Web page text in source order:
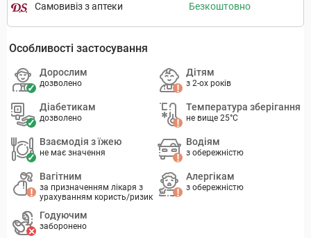
Самовивіз з аптеки Безкоштовно
Особливості застосування
Дорослим
дозволено
Дітям
з 2-ох років
Діабетикам
дозволено
Температура зберігання
не вище 25°C
Взаємодія з їжею
не має значення
Водіям
з обережністю
Вагітним
за призначенням лікаря з
урахуванням користь/ризик
Алергікам
з обережністю
Годуючим
заборонено